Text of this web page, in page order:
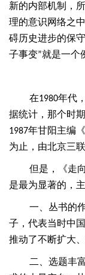
新的内部机制，
理的意识网络之
碍历史进步的保
子事变”就是一个
在1980年代
据统计，那个时
1987年甘阳主编
为止，由北京三
但是，《走
是最为显著的，
一、丛书的
子，代表当时中
推动了不断扩大
二、选题丰